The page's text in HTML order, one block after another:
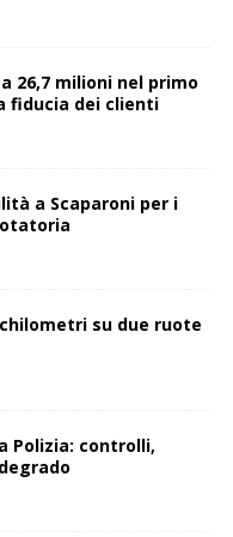
26,7 milioni nel primo
fiducia dei clienti
a Scaparoni per i
su due ruote
Polizia: controlli,